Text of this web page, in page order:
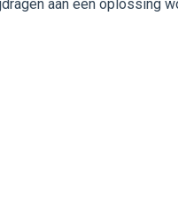
aan een oplossing